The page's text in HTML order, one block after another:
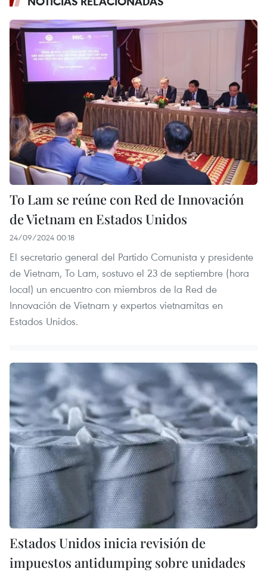
To Lam se reúne con Red de Innovación
de Vietnam en Estados Unidos
24/09/2024 00:18
El secretario general del Partido Comunista y presidente
de Vietnam, To Lam, sostuvo el 23 de septiembre (hora
local) un encuentro con miembros de la Red de
Innovación de Vietnam y expertos vietnamitas en
Estados Unidos.
Estados Unidos inicia revisión de
impuestos antidumping sobre unidades